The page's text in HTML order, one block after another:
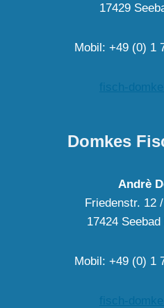
17429
Mobil: +49 (0) 1
fisch-
Domkes
Andrè
Friedenstr. 12
17424
Mobil: +49 (0) 1
fisch-